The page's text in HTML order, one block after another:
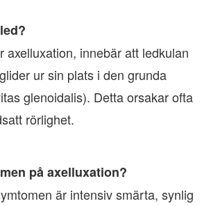
axelluxation, innebär att ledkulan
ur sin plats i den grunda
glenoidalis). Detta orsakar ofta
rörlighet.
på axelluxation?
är intensiv smärta, synlig